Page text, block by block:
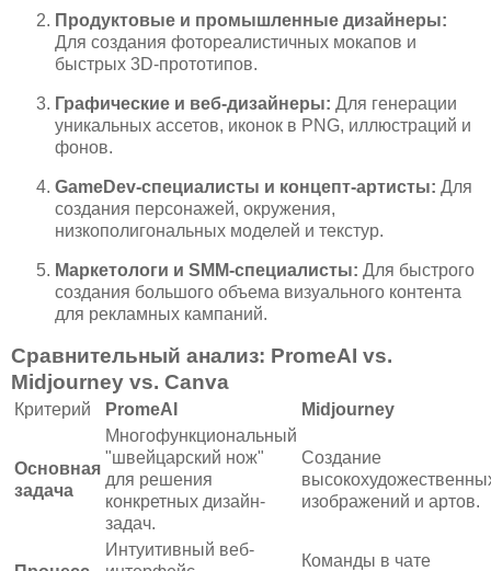
Продуктовые и промышленные дизайнеры:
Для создания фотореалистичных мокапов и
быстрых 3D-прототипов.
Графические и веб-дизайнеры: Для генерации
уникальных ассетов, иконок в PNG, иллюстраций и
фонов.
GameDev-специалисты и концепт-артисты: Для
создания персонажей, окружения,
низкополигональных моделей и текстур.
Маркетологи и SMM-специалисты: Для быстрого
создания большого объема визуального контента
для рекламных кампаний.
Сравнительный анализ: PromeAI vs.
Midjourney vs. Canva
Критерий PromeAI Midjourney
Основная
задача
Многофункциональный
"швейцарский нож"
для решения
конкретных дизайн-
задач.
Создание
изображений и артов.
Интуитивный веб-
Команды в чате